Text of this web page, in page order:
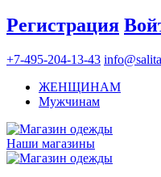
Регистрация
+7-495-204-13-43
ЖЕНЩИНАМ
Мужчинам
Наши магазины